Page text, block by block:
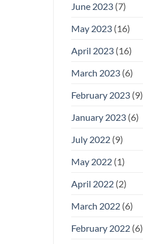
June 2023(7)
May 2023(16)
April 2023(16)
March 2023(6)
February 2023(9)
January 2023(6)
July 2022(9)
May 2022(1)
April 2022(2)
March 2022(6)
February 2022(6)